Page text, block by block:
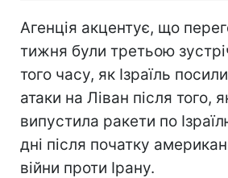
Агенція акцентує, що
тижня були третьою
того часу, як Ізраїль
атаки на Ліван після того,
випустила ракети по
дні після початку
війни проти Ірану.